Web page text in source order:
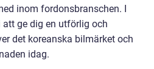
inom fordonsbranschen. I
ge dig en utförlig och
det koreanska bilmärket och
idag.